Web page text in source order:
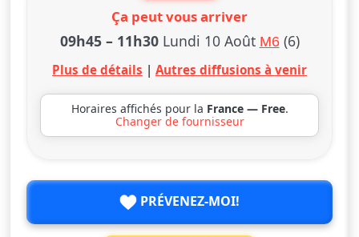
Ça peut vous arriver
09h45– 11h30 Lundi 10 Août M6(6)
Plus de détails | Autres diffusions à venir
Horaires affichés pour la France — Free.
Changer de fournisseur
PRÉVENEZ-MOI!